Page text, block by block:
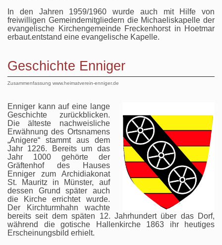
In den Jahren 1959/1960 wurde auch mit Hilfe von
freiwilligen Gemeindemitgliedern die Michaeliskapelle der
evangelische Kirchengemeinde Freckenhorst in Hoetmar
erbaut.entstand eine evangelische Kapelle.
Geschichte Enniger
Zusammenfassung www.heimatverein-enniger.de
Enniger kann auf eine lange
Geschichte zurückblicken.
Die älteste nachweisliche
Erwähnung des Ortsnamens
„Anigere“ stammt aus dem
Jahr 1226. Bereits um das
Jahr 1000 gehörte der
Gräftenhof des Hauses
Enniger zum Archidiakonat
St. Mauritz in Münster, auf
dessen Grund später auch
die Kirche errichtet wurde.
Der Kirchturmhahn wachte
bereits seit dem späten 12. Jahrhundert über das Dorf,
während die gotische Hallenkirche 1863 ihr heutiges
Erscheinungsbild erhielt.